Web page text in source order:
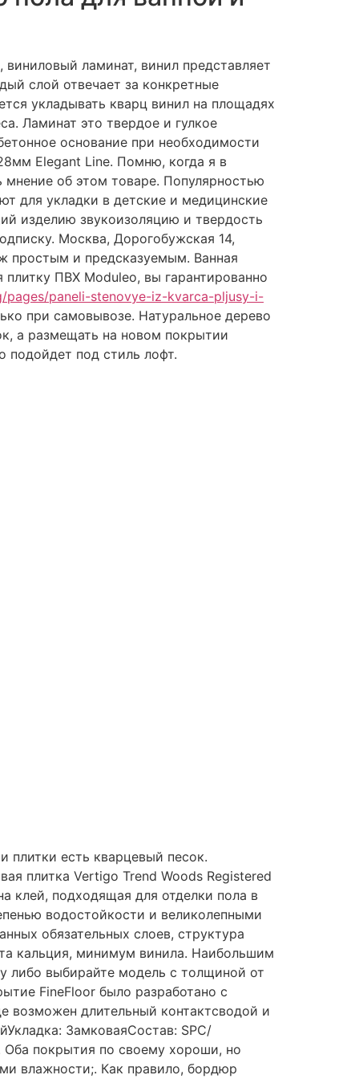
ламинат, винил представляет
слой отвечает за конкретные
укладывать кварц винил на площадях
Ламинат это твердое и гулкое
основание при необходимости
Elegant Line. Помню, когда я в
об этом товаре. Популярностью
для укладки в детские и медицинские
изделию звукоизоляцию и твердость
Москва, Дорогобужская 14,
простым и предсказуемым. Ванная
ПВХ Moduleo, вы гарантированно
pages/paneli-stenovye-iz-kvarca-pljusy-i-
при самовывозе. Натуральное дерево
а размещать на новом покрытии
под стиль лофт.
плитки есть кварцевый песок.
плитка Vertigo Trend Woods Registered
клей, подходящая для отделки пола в
водостойкости и великолепными
обязательных слоев, структура
кальция, минимум винила. Наибольшим
либо выбирайте модель с толщиной от
FineFloor было разработано с
возможен длительный контактсводой и
ЗамковаяСостав: SPC/
Оба покрытия по своему хороши, но
влажности;. Как правило, бордюр